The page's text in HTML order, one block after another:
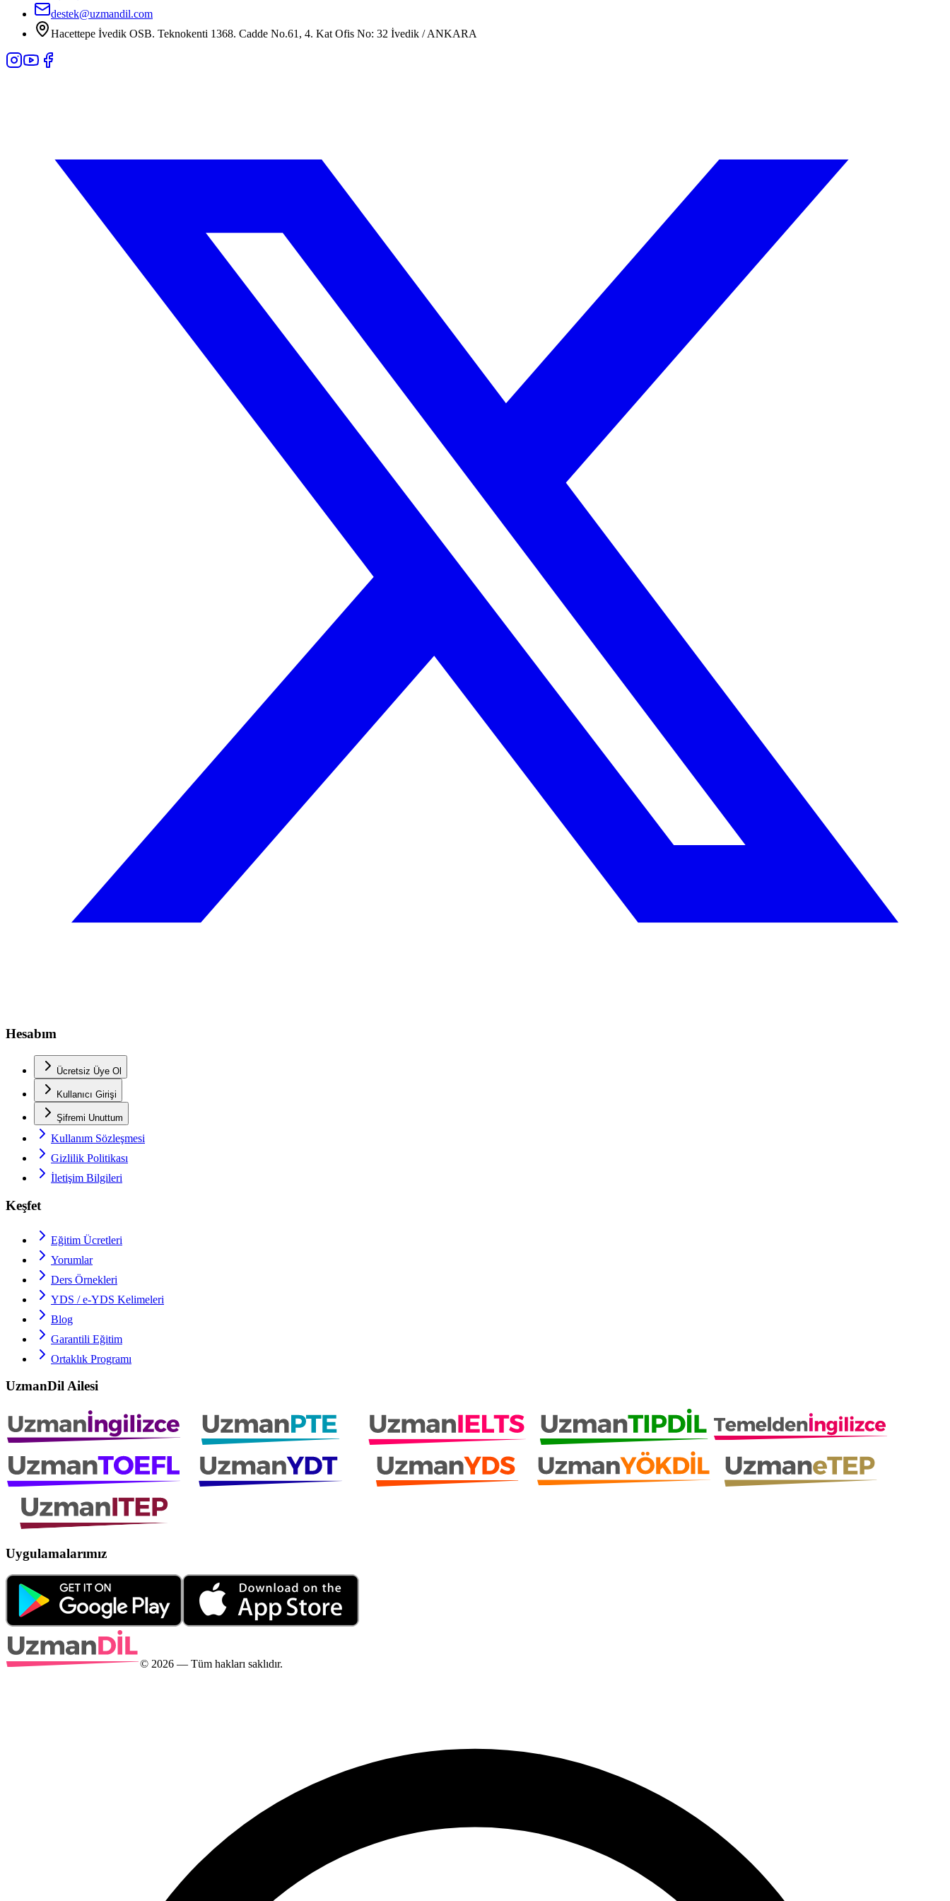
destek@uzmandil.com
Hacettepe İvedik OSB. Teknokenti 1368. Cadde No.61, 4. Kat Ofis No: 32 İvedik / ANKARA
Hesabım
Ücretsiz Üye Ol
Kullanıcı Girişi
Şifremi Unuttum
Kullanım Sözleşmesi
Gizlilik Politikası
İletişim Bilgileri
Keşfet
Eğitim Ücretleri
Yorumlar
Ders Örnekleri
YDS / e-YDS Kelimeleri
Blog
Garantili Eğitim
Ortaklık Programı
UzmanDil Ailesi
Uygulamalarımız
© 2026 — Tüm hakları saklıdır.